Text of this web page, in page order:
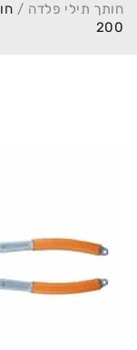
חותך תילי פלדה /
200